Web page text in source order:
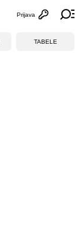
Otvori
Prijava
TABELE